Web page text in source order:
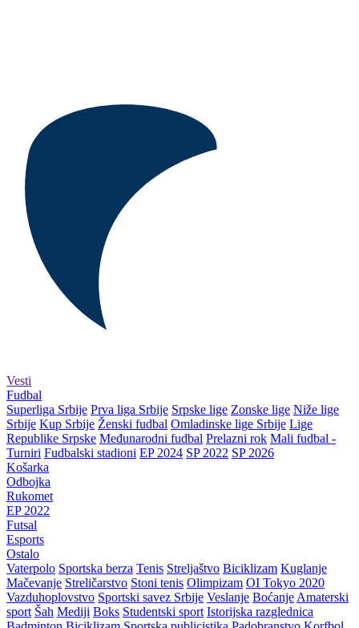
Vesti
Fudbal
Superliga Srbije Prva liga Srbije Srpske lige Zonske lige Niže lige
Srbije Kup Srbije Ženski fudbal Omladinske lige Srbije Lige
Republike Srpske Međunarodni fudbal Prelazni rok Mali fudbal -
Turniri Fudbalski stadioni EP 2024 SP 2022 SP 2026
Košarka
Odbojka
Rukomet
EP 2022
Futsal
Esports
Ostalo
Vaterpolo Sportska berza Tenis Streljaštvo Biciklizam Kuglanje
Mačevanje Streličarstvo Stoni tenis Olimpizam OI Tokyo 2020
Vazduhoplovstvo Sportski savez Srbije Veslanje Boćanje Amaterski
sport Šah Mediji Boks Studentski sport Istorijska razglednica